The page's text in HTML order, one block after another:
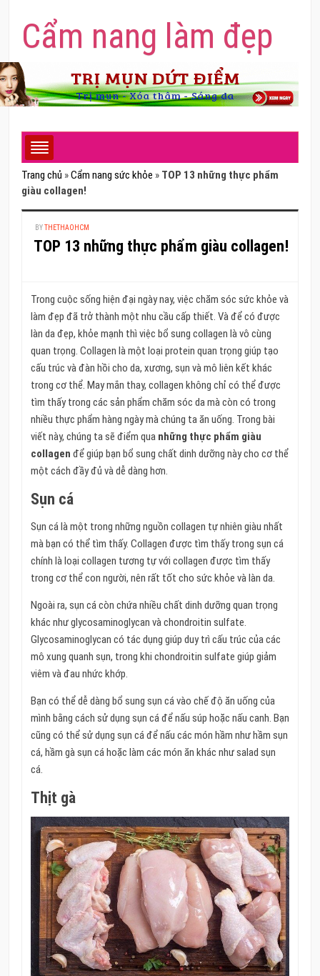
Cẩm nang làm đẹp
Trang chủ »Cẩm nang sức khỏe » TOP 13 những thực phẩm
giàu collagen!
BYTHETHAOHCM
TOP 13 những thực phẩm giàu collagen!
Trong cuộc sống hiện đại ngày nay, việc chăm sóc sức khỏe và
làm đẹp đã trở thành một nhu cầu cấp thiết. Và để có được
làn da đẹp, khỏe mạnh thì việc bổ sung collagen là vô cùng
quan trọng. Collagen là một loại protein quan trọng giúp tạo
cấu trúc và đàn hồi cho da, xương, sụn và mô liên kết khác
trong cơ thể. May mắn thay, collagen không chỉ có thể được
tìm thấy trong các sản phẩm chăm sóc da mà còn có trong
nhiều thực phẩm hàng ngày mà chúng ta ăn uống. Trong bài
viết này, chúng ta sẽ điểm qua những thực phẩm giàu
collagen để giúp bạn bổ sung chất dinh dưỡng này cho cơ thể
một cách đầy đủ và dễ dàng hơn.
Sụn cá
Sụn cá là một trong những nguồn collagen tự nhiên giàu nhất
mà bạn có thể tìm thấy. Collagen được tìm thấy trong sụn cá
chính là loại collagen tương tự với collagen được tìm thấy
trong cơ thể con người, nên rất tốt cho sức khỏe và làn da.
Ngoài ra, sụn cá còn chứa nhiều chất dinh dưỡng quan trọng
khác như glycosaminoglycan và chondroitin sulfate.
Glycosaminoglycan có tác dụng giúp duy trì cấu trúc của các
mô xung quanh sụn, trong khi chondroitin sulfate giúp giảm
viêm và đau nhức khớp.
Bạn có thể dễ dàng bổ sung sụn cá vào chế độ ăn uống của
mình bằng cách sử dụng sụn cá để nấu súp hoặc nấu canh. Bạn
cũng có thể sử dụng sụn cá để nấu các món hầm như hầm sụn
cá, hầm gà sụn cá hoặc làm các món ăn khác như salad sụn
cá.
Thịt gà